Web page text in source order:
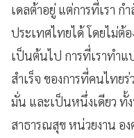
เดลต้าอยู่ แต่การที่เรา ก
ประเทศไทยได้ โดยไม่ต้
เป็นต้นไป การที่เราทำแ
สำเร็จ ของการที่คนไทย
มั่น และเป็นหนึ่งเดียว ทั้
สาธารณสุข หน่วยงาน อ